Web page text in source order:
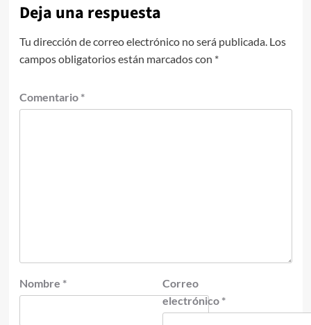
Deja una respuesta
Tu dirección de correo electrónico no será publicada. Los
campos obligatorios están marcados con *
Comentario *
Nombre *
Correo
electrónico *